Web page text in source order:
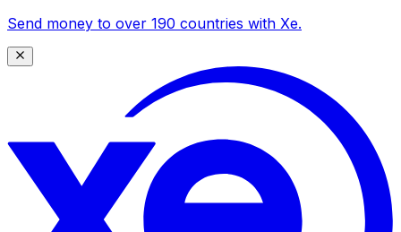
Send money to over 190 countries with Xe.